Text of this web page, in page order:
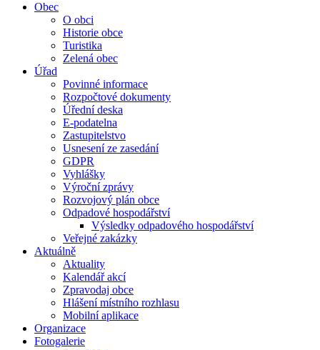
Obec
O obci
Historie obce
Turistika
Zelená obec
Úřad
Povinné informace
Rozpočtové dokumenty
Úřední deska
E-podatelna
Zastupitelstvo
Usnesení ze zasedání
GDPR
Vyhlášky
Výroční zprávy
Rozvojový plán obce
Odpadové hospodářství
Výsledky odpadového hospodářství
Veřejné zakázky
Aktuálně
Aktuality
Kalendář akcí
Zpravodaj obce
Hlášení místního rozhlasu
Mobilní aplikace
Organizace
Fotogalerie